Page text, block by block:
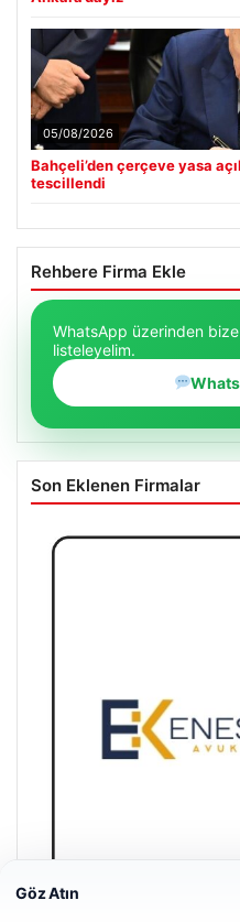
05/08/2026
Bahçeli’den çerçeve yasa
tescillendi
Rehbere Firma Ekle
WhatsApp üzerinden bize
listeleyelim.
Son Eklenen Firmalar
Göz Atın